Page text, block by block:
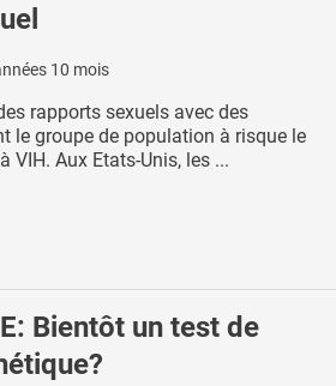
10 mois
rapports sexuels avec des
le groupe de population à risque le
VIH. Aux Etats-Unis, les ...
Bientôt un test de